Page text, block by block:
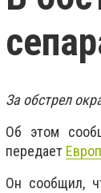
За обстрел
Об этом
передает
Он сообщил,